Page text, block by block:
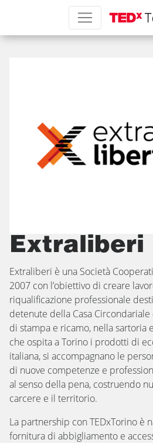
Extraliberi
Extraliberi
Extraliberi è una Società
2007 con l’obiettivo di creare
riqualificazione professionale
detenute della Casa Circondariale
di stampa e ricamo, nella sartoria
che ospita a Torino i prodotti di
italiana, si accompagnano le
di nuove competenze e
al senso della pena, costruendo
carcere e il territorio.
La partnership con TEDxTorino è
fornitura di abbigliamento e